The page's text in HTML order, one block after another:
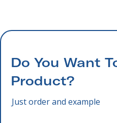
Do You Want
Product?
Just order and example